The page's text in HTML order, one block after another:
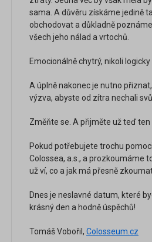
sama. A důvěru získáme jedině
obchodovat a důkladně
všech jeho nálad a vrtochů.
Emocionálně chytrý, nikoli
A úplně nakonec je nutno
výzva, abyste od zítra nechali
Změňte se. A přijměte už teď
Pokud potřebujete trochu
Colossea, a.s., a prozkoumáme
už ví, co a jak má přesně
Dnes je neslavné datum, které
krásnýden a hodně úspěchů!
Tomáš Vobořil, Colosseum.cz